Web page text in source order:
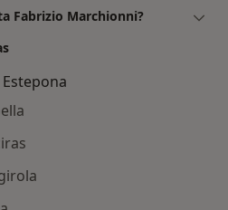
Fabrizio Marchionni?